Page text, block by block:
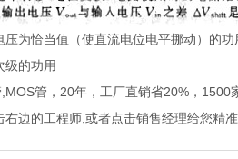
为恰当值（使直流电位电平挪动）的功
级的功用
管，20年，工厂直销省20%，
右边的工程师,或者点击销售经理给您精